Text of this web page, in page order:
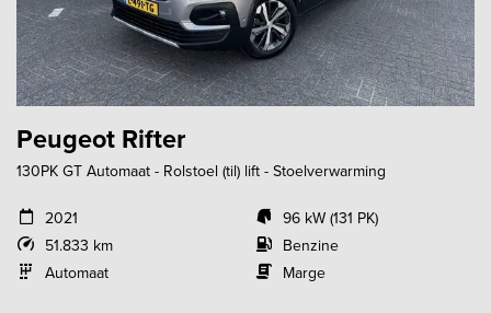
Peugeot Rifter
130PK GT Automaat - Rolstoel (til) lift - Stoelverwarming
2021
51.833 km
Automaat
96 kW (131 PK)
Benzine
Marge